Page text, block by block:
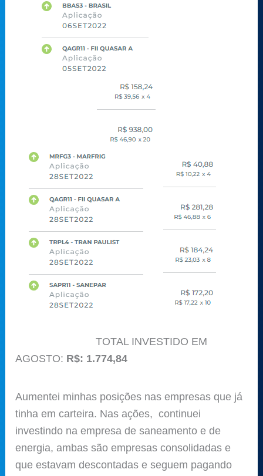
TOTAL INVESTIDO EM
AGOSTO: R$: 1.774,84
Aumentei minhas posições nas empresas que já
tinha em carteira. Nas ações, continuei
investindo na empresa de saneamento e de
energia, ambas são empresas consolidadas e
que estavam descontadas e seguem pagando